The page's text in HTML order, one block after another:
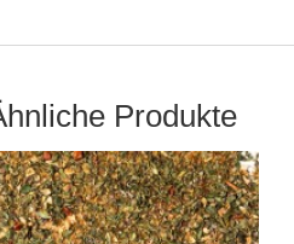
Produkte